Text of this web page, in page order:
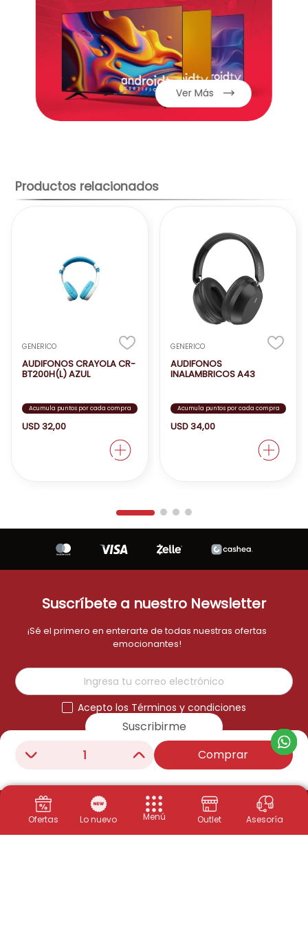
Ofertas Lo nuevo Menú Outlet Asesoría
＋
－ Comprar
Interfaz de carga:tipo-c
Tiempo de reproducción de música:
horas (aproximadamente al 80% de
volumen)
Tiempo de llamada:3 horas
Rango de respuesta de frecuencia:
2.40GHZ-2.480GHZ
Sensibilidad de los audífonos:
107±3dB
Productos relacionados
GENERICO
AUDIFONOS CRAYOLA CR-
BT200H(L) AZUL
Acumula puntos por cada compra
USD32,00
GENERICO
AUDIFONOS
INALAMBRICOS A43
Acumula puntos por cada compra
USD34,00
Ver Más
Suscríbete a nuestro Newsletter
¡Sé el primero en enterarte de todas nuestras ofertas
emocionantes!
Acepto los Términos y condiciones
Suscribirme